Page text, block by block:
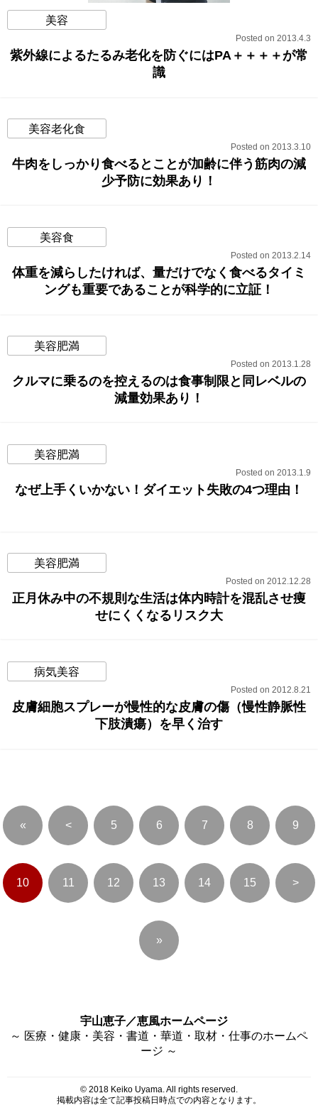
美容
Posted on 2013.4.3
紫外線によるたるみ老化を防ぐにはPA＋＋＋＋が常
識
美容老化食
Posted on 2013.3.10
牛肉をしっかり食べるとことが加齢に伴う筋肉の減
少予防に効果あり！
美容食
Posted on 2013.2.14
体重を減らしたければ、量だけでなく食べるタイミ
ングも重要であることが科学的に立証！
美容肥満
Posted on 2013.1.28
クルマに乗るのを控えるのは食事制限と同レベルの
減量効果あり！
美容肥満
Posted on 2013.1.9
なぜ上手くいかない！ダイエット失敗の4つ理由！
美容肥満
Posted on 2012.12.28
正月休み中の不規則な生活は体内時計を混乱させ痩
せにくくなるリスク大
病気美容
Posted on 2012.8.21
皮膚細胞スプレーが慢性的な皮膚の傷（慢性静脈性
下肢潰瘍）を早く治す
« < 5 6 7 8 9
10 11 12 13 14 15 >
»
宇山恵子／恵風ホームページ
～ 医療・健康・美容・書道・華道・取材・仕事のホームペ
ージ ～
© 2018 Keiko Uyama. All rights reserved.
掲載内容は全て記事投稿日時点での内容となります。